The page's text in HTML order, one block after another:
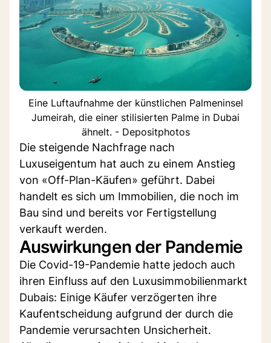
Eine Luftaufnahme der künstlichen Palmeninsel
Jumeirah, die einer stilisierten Palme in Dubai
ähnelt. - Depositphotos
Die steigende Nachfrage nach
Luxuseigentum hat auch zu einem Anstieg
von «Off-Plan-Käufen» geführt. Dabei
handelt es sich um Immobilien, die noch im
Bau sind und bereits vor Fertigstellung
verkauft werden.
Auswirkungen der Pandemie
Die Covid-19-Pandemie hatte jedoch auch
ihren Einfluss auf den Luxusimmobilienmarkt
Dubais: Einige Käufer verzögerten ihre
Kaufentscheidung aufgrund der durch die
Pandemie verursachten Unsicherheit.